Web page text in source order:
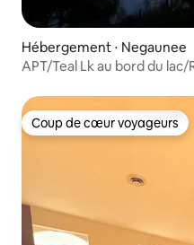
Hébergement ⋅ Negaunee
APT/Teal Lk au bord du
Coup de cœur voyageurs
Coup de cœur voyageurs